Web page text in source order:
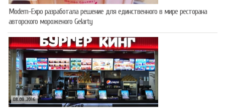
Modern-Expo разработала решение для единственного в мире ресторана
авторского мороженого Gelarty
08.08.2016